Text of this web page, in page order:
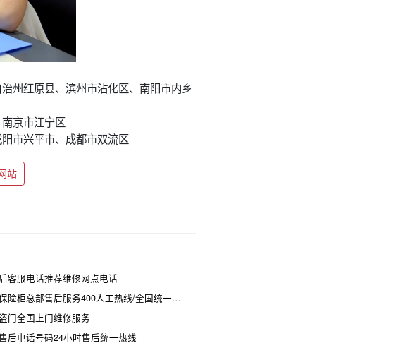
州红原县、滨州市沾化区、南阳市内乡
京市江宁区
市兴平市、成都市双流区
站
客服电话推荐维修网点电话
柜总部售后服务400人工热线/全国统一维修电话是多少
门全国上门维修服务
后电话号码24小时售后统一热线